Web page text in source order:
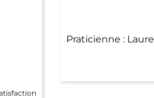
Praticienne :